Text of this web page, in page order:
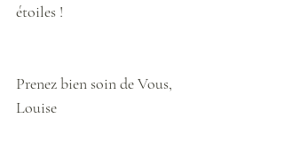
étoiles !
Prenez bien soin de Vous,
Louise